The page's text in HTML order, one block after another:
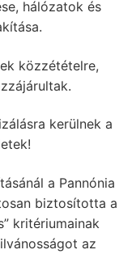
hálózatok és
közzétételre,
kerülnek a
a Pannónia
biztosította a
kritériumainak
az